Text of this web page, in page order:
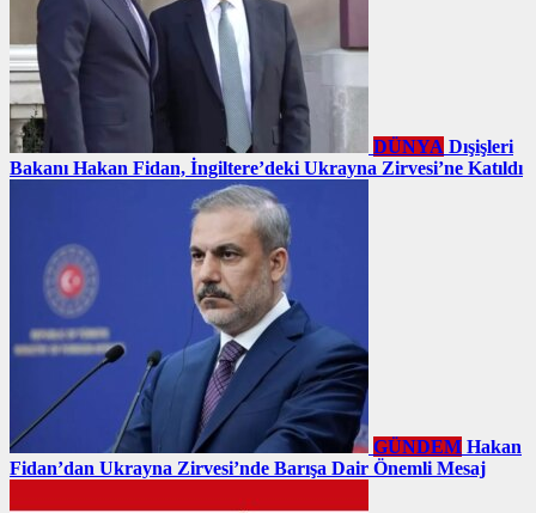
DÜNYA Dışişleri
Bakanı Hakan Fidan, İngiltere’deki Ukrayna Zirvesi’ne Katıldı
GÜNDEM Hakan
Fidan’dan Ukrayna Zirvesi’nde Barışa Dair Önemli Mesaj